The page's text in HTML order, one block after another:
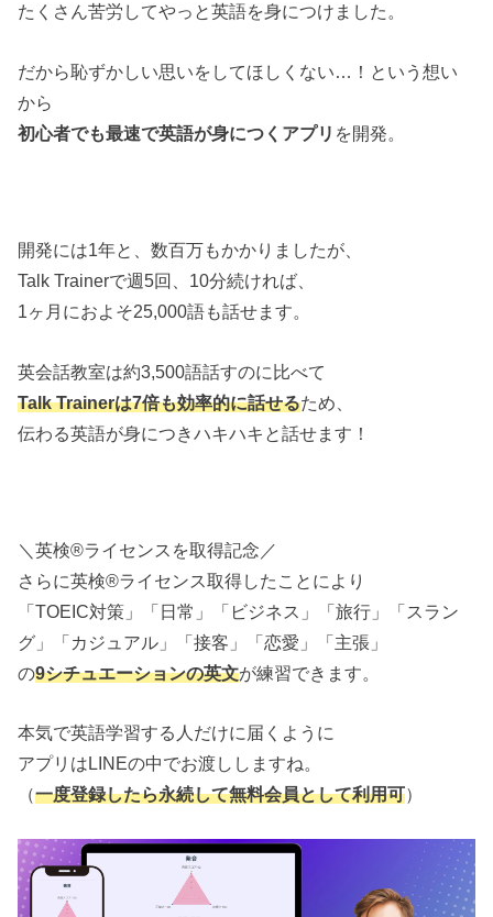
たくさん苦労してやっと英語を身につけました。
だから恥ずかしい思いをしてほしくない…！という想い
から
初心者でも最速で英語が身につくアプリ を開発。
開発には1年と、数百万もかかりましたが、
Talk Trainerで週5回、10分続ければ、
1ヶ月におよそ25,000語も話せます。
英会話教室は約3,500語話すのに比べて
Talk Trainerは7倍も効率的に話せるため、
伝わる英語が身につきハキハキと話せます！
＼英検®ライセンスを取得記念／
さらに英検®ライセンス取得したことにより
「TOEIC対策」「日常」「ビジネス」「旅行」「スラン
グ」「カジュアル」「接客」「恋愛」「主張」
の9シチュエーションの英文が練習できます。
本気で英語学習する人だけに届くように
アプリはLINEの中でお渡ししますね。
（一度登録したら永続して無料会員として利用可）